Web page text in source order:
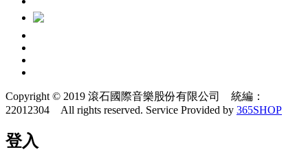
Copyright © 2019 滾石國際音樂股份有限公司 統編：
22012304 All rights reserved. Service Provided by 365SHOP
登入